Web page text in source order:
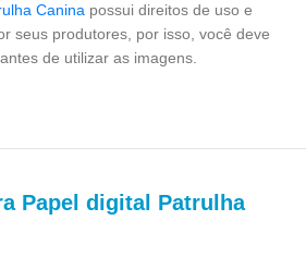
Canina possui direitos de uso e
seus produtores, por isso, você deve
de utilizar as imagens.
Papel digital Patrulha